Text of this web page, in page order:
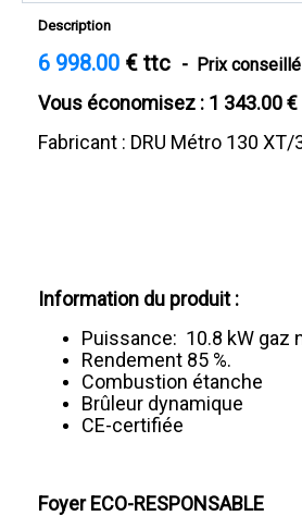
Description
6 998.00 € ttc - Prix
Vous économisez : 1 343.00 €
Fabricant : DRU Métro 130 XT/
Information du produit :
Puissance: 10.8 kW gaz
Rendement 85 %.
Combustion étanche
Brûleur dynamique
CE-certifiée
Foyer ECO-RESPONSABLE